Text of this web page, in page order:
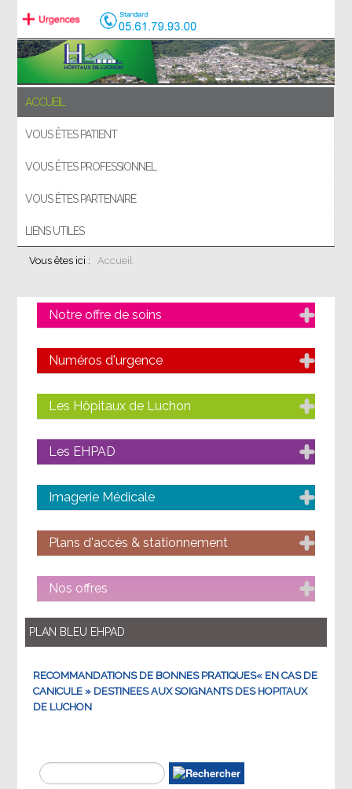
ACCUEIL
VOUS ÊTES PATIENT
VOUS ÊTES PROFESSIONNEL
VOUS ÊTES PARTENAIRE
LIENS UTILES
Vous êtes ici : Accueil
Notre offre de soins
Numéros d'urgence
Les Hôpitaux de Luchon
Les EHPAD
Imagerie Médicale
Plans d'accès & stationnement
Nos offres
PLAN BLEU EHPAD
RECOMMANDATIONS DE BONNES PRATIQUES« EN CAS DE
CANICULE » DESTINEES AUX SOIGNANTS DES HOPITAUX
DE LUCHON